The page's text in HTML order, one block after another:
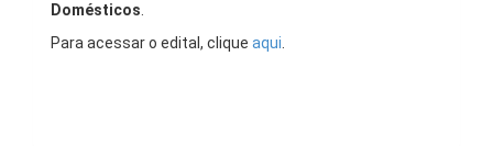
Domésticos
Para acessar o edital, clique aqui